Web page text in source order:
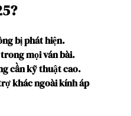
bị phát hiện.
mọi ván bài.
cần kỹ thuật cao.
khác ngoài kính áp